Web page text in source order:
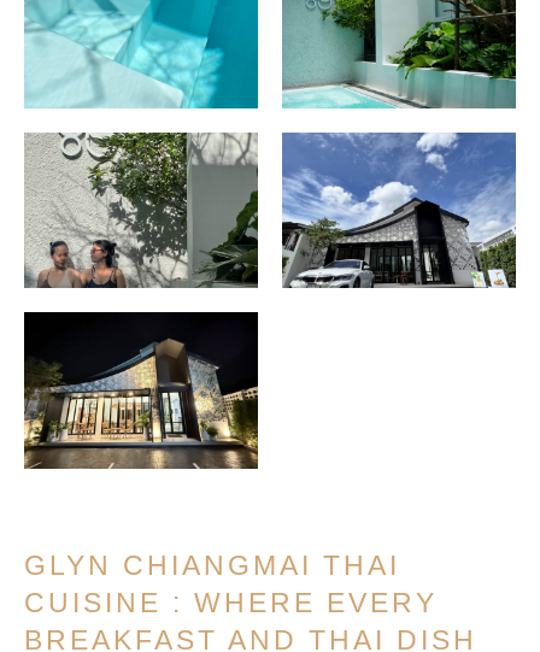
GLYN CHIANGMAI THAI
CUISINE : WHERE EVERY
BREAKFAST AND THAI DISH